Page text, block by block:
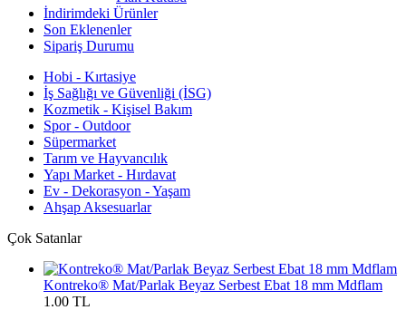
İndirimdeki Ürünler
Son Eklenenler
Sipariş Durumu
Hobi - Kırtasiye
İş Sağlığı ve Güvenliği (İSG)
Kozmetik - Kişisel Bakım
Spor - Outdoor
Süpermarket
Tarım ve Hayvancılık
Yapı Market - Hırdavat
Ev - Dekorasyon - Yaşam
Ahşap Aksesuarlar
Çok Satanlar
Kontreko® Mat/Parlak Beyaz Serbest Ebat 18 mm Mdflam
1.00 TL